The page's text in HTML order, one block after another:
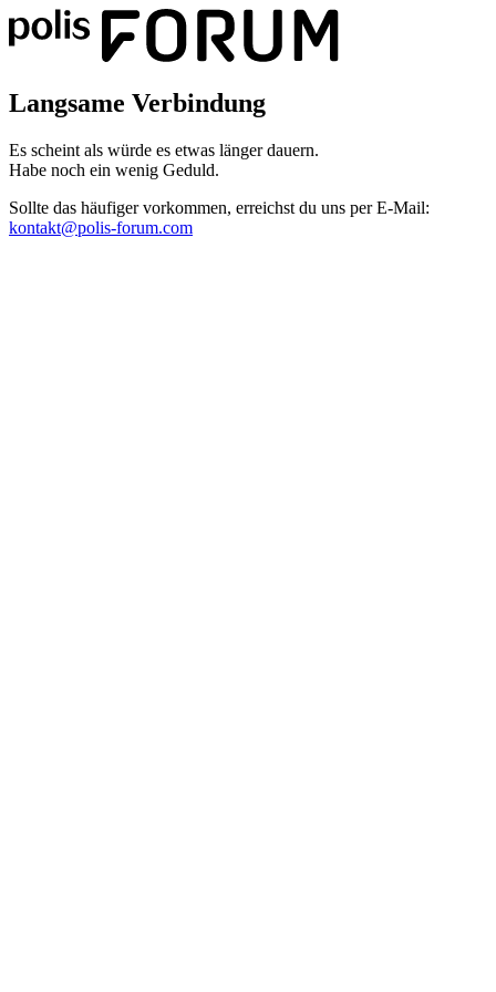
Langsame Verbindung
Es scheint als würde es etwas länger dauern.
Habe noch ein wenig Geduld.
Sollte das häufiger vorkommen, erreichst du uns per E-Mail:
kontakt@polis-forum.com